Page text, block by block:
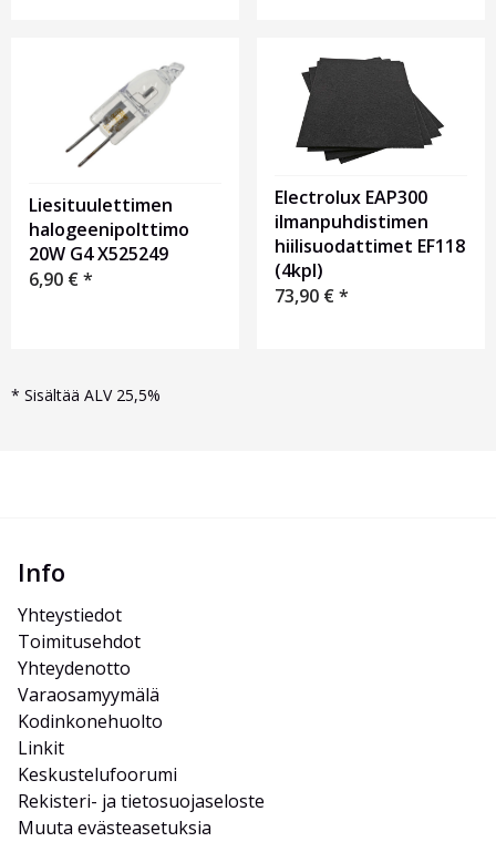
Liesituulettimen
halogeenipolttimo
20W G4 X525249
6,90 €*
Electrolux EAP300
ilmanpuhdistimen
hiilisuodattimet EF118
(4kpl)
73,90 €*
* Sisältää ALV 25,5%
Info
Yhteystiedot
Toimitusehdot
Yhteydenotto
Varaosamyymälä
Kodinkonehuolto
Linkit
Keskustelufoorumi
Rekisteri- ja tietosuojaseloste
Muuta evästeasetuksia